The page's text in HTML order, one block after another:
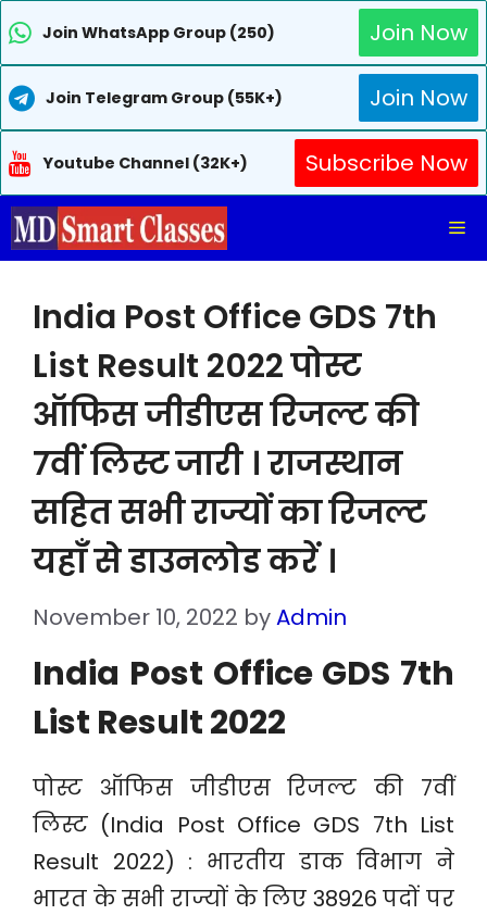
Join WhatsApp Group (250) Join Now
Join Telegram Group (55K+) Join Now
Youtube Channel (32K+)
Subscribe Now
Skip
to
India Post Office GDS 7th
List Result 2022 पोस्ट
ऑफिस जीडीएस रिजल्ट की
7वीं लिस्ट जारी । राजस्थान
सहित सभी राज्यों का रिजल्ट
यहाँ से डाउनलोड करें ।
November 10, 2022 byAdmin
India Post Office GDS 7th
List Result 2022
पोस्ट ऑफिस जीडीएस रिजल्ट की 7वीं
लिस्ट (India Post Office GDS 7th List
Result 2022) : भारतीय डाक विभाग ने
भारत के सभी राज्यों के लिए 38926 पदों पर